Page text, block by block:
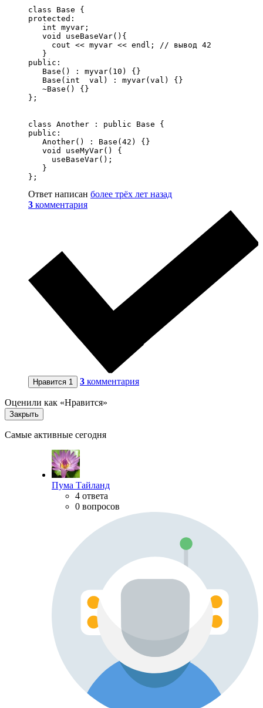
class Base {
protected:
   int myvar;
   void useBaseVar(){
     cout << myvar << endl; // вывод 42
   }
public:
   Base() : myvar(10) {}
   Base(int  val) : myvar(val) {}
   ~Base() {}
};
class Another : public Base {
public:
   Another() : Base(42) {}
   void useMyVar() {
     useBaseVar();
   }
};
Ответ написан более трёх лет назад
3 комментария
Нравится 1 3 комментария
Оценили как «Нравится»
Закрыть
Самые активные сегодня
Пума Тайланд
4 ответа
0 вопросов